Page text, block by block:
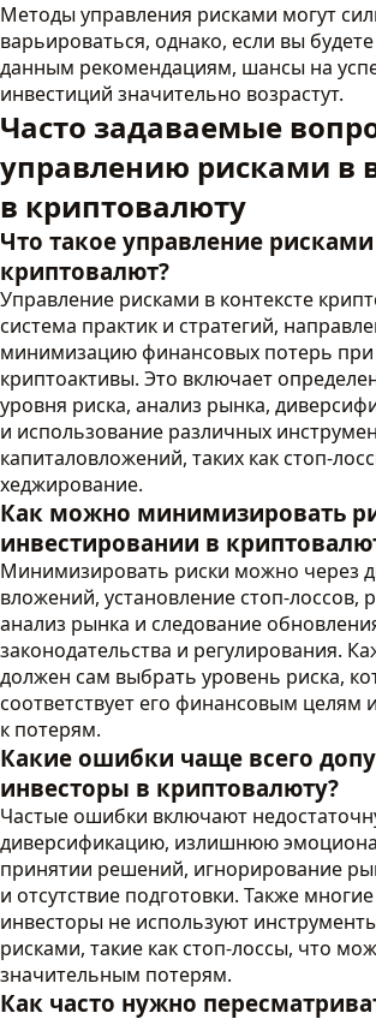
Методы управления рисками могут
варьироваться, однако, если вы
данным рекомендациям, шансы на
инвестиций значительно возрастут.
Часто задаваемые
управлению рисками в
в криптовалюту
Что такое управление
криптовалют?
Управление рисками в контексте
система практик и стратегий,
минимизацию финансовых потерь
криптоактивы. Это включает
уровня риска, анализ рынка,
и использование различных
капиталовложений, таких как стоп-
хеджирование.
Как можно минимизировать
инвестировании в
Минимизировать риски можно через
вложений, установление стоп-лоссов,
анализ рынка и следование
законодательства и регулирования.
должен сам выбрать уровень риска,
соответствует его финансовым целям
к потерям.
Какие ошибки чаще всего
инвесторы в криптовалюту?
Частые ошибки включают
диверсификацию, излишнюю
принятии решений, игнорирование
и отсутствие подготовки. Также
инвесторы не используют
рисками, такие как стоп-лоссы, что
значительным потерям.
Как часто нужно